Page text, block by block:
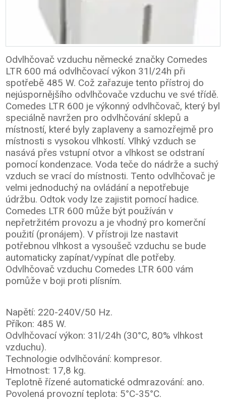
Odvlhčovač vzduchu německé značky Comedes
LTR 600 má odvlhčovací výkon 31l/24h při
spotřebě 485 W. Což zařazuje tento přístroj do
nejúspornějšího odvlhčovače vzduchu ve své třídě.
Comedes LTR 600 je výkonný odvlhčovač, který byl
speciálně navržen pro odvlhčování sklepů a
místností, které byly zaplaveny a samozřejmě pro
místnosti s vysokou vlhkostí. Vlhký vzduch se
nasává přes vstupní otvor a vlhkost se odstraní
pomocí kondenzace. Voda teče do nádrže a suchý
vzduch se vrací do místnosti. Tento odvlhčovač je
velmi jednoduchý na ovládání a nepotřebuje
údržbu. Odtok vody lze zajistit pomocí hadice.
Comedes LTR 600 může být používán v
nepřetržitém provozu a je vhodný pro komerční
použití (pronájem). V přístroji lze nastavit
potřebnou vlhkost a vysoušeč vzduchu se bude
automaticky zapínat/vypínat dle potřeby.
Odvlhčovač vzduchu Comedes LTR 600 vám
pomůže v boji proti plísním.
Napětí: 220-240V/50 Hz.
Příkon: 485 W.
Odvlhčovací výkon: 31l/24h (30°C, 80% vlhkost
vzduchu).
Technologie odvlhčování: kompresor.
Hmotnost: 17,8 kg.
Teplotně řízené automatické odmrazování: ano.
Povolená provozní teplota: 5°C-35°C.